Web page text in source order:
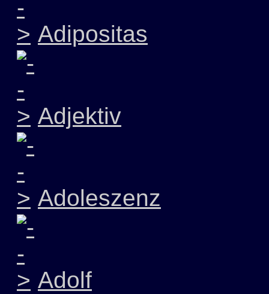
Adipositas
Adjektiv
Adoleszenz
Adolf